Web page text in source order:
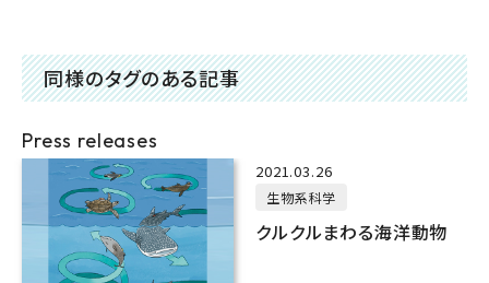
同様のタグのある記事
Press releases
2021.03.26
生物系科学
クルクルまわる海洋動物